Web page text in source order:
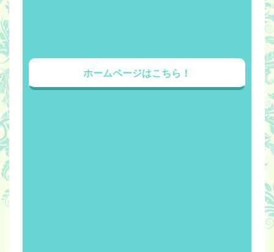
ホームページはこちら！